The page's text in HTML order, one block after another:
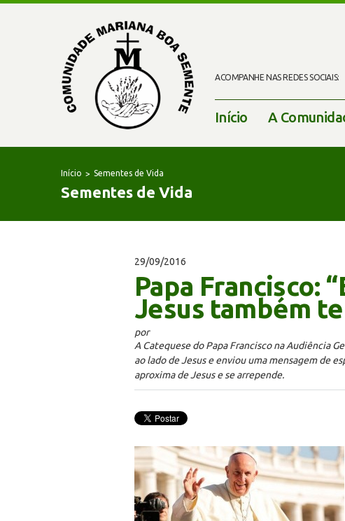
ACOMPANHE NAS REDES SOCIAIS:
Início A
Início Sementes de Vida
Sementes de Vida
29/09/2016
Papa Francisco:
Jesus também
por
A Catequese do Papa Francisco na Audiência
ao lado de Jesus e enviou uma mensagem de
aproxima de Jesus e se arrepende.